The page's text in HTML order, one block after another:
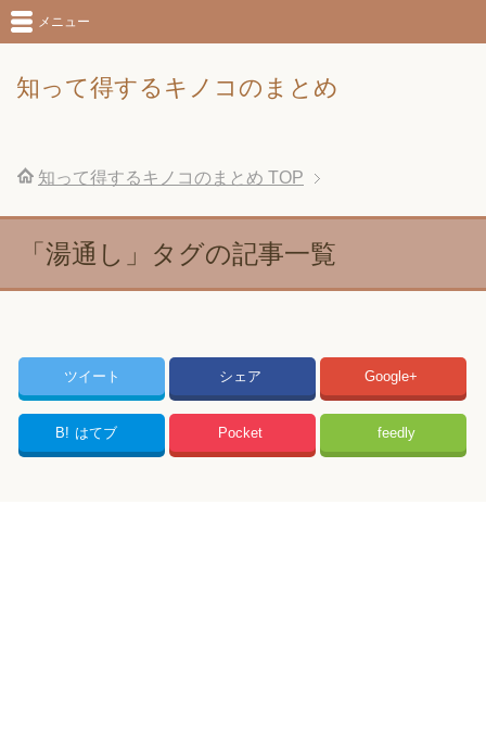
知って得するキノコのまとめ
メニュー
知って得するキノコのまとめ TOP
「湯通し」タグの記事一覧
ツイート シェア Google+
B! はてブ Pocket feedly